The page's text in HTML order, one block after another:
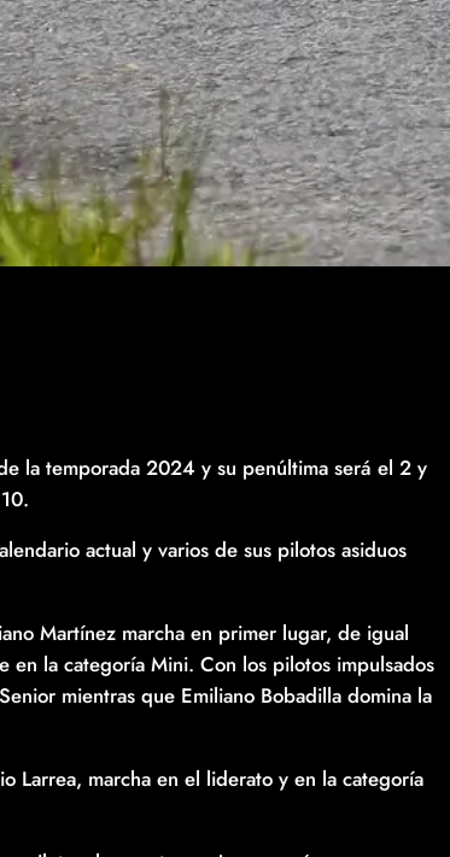
la temporada 2024 y su penúltima será el 2 y
actual y varios de sus pilotos asiduos
Martínez marcha en primer lugar, de igual
en la categoría Mini. Con los pilotos impulsados
mientras que Emiliano Bobadilla domina la
Larrea, marcha en el liderato y en la categoría